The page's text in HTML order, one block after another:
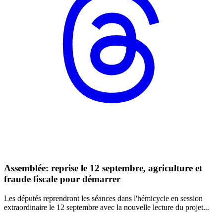
Assemblée: reprise le 12 septembre, agriculture et
fraude fiscale pour démarrer
Les députés reprendront les séances dans l'hémicycle en session
extraordinaire le 12 septembre avec la nouvelle lecture du projet...